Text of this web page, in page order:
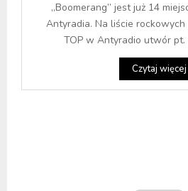
„Boomerang” jest już 14
Antyradia. Na liście rockowych
TOP w Antyradio utwór pt.
Czytaj więcej